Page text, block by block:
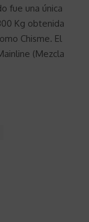
fue una única
Kg obtenida
Chisme. El
(Mezcla